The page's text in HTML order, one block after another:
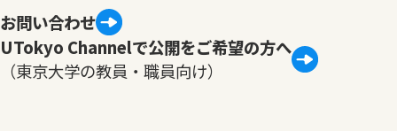
お問い合わせ
UTokyo Channelで公開をご希望の方へ
（東京大学の教員・職員向け）